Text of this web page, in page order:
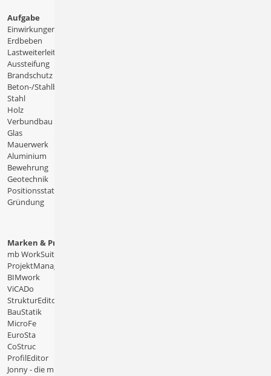
Aufgabe
Einwirkungen
Erdbeben
Lastweiterleitung
Aussteifung
Brandschutz
Beton-/Stahlbeton
Stahl
Holz
Verbundbau
Glas
Mauerwerk
Aluminium
Bewehrung
Geotechnik
Positionsstatik
Gründung
Marken & Produkte
mb WorkSuite
ProjektManager
BIMwork
ViCADo
StrukturEditor
BauStatik
MicroFe
EuroSta
CoStruc
ProfilEditor
Jonny - die mb-App